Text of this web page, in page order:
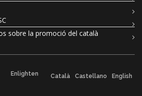
sobre la promoció del català
Enlighten Català Castellano English